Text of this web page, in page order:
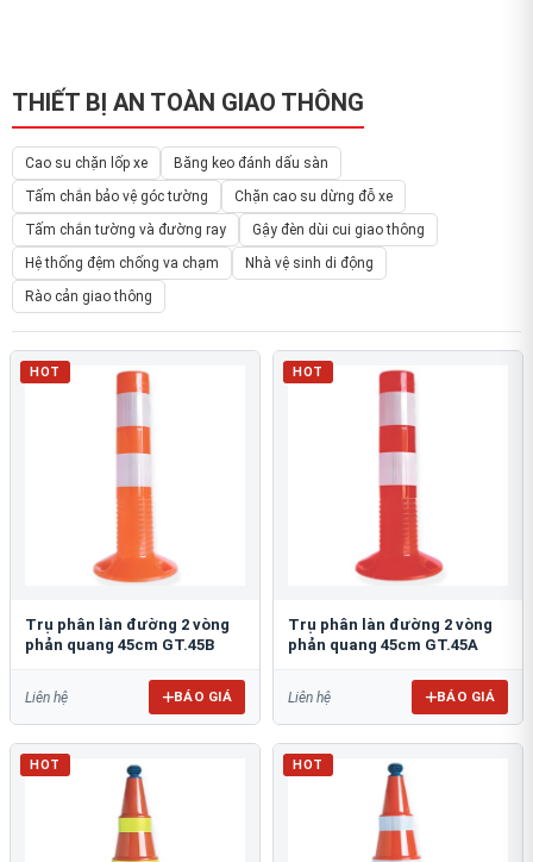
THIẾT BỊ AN TOÀN GIAO THÔNG
Cao su chặn lốp xe
Băng keo đánh dấu sàn
Tấm chắn bảo vệ góc tường
Chặn cao su dừng đỗ xe
Tấm chắn tường và đường ray
Gậy đèn dùi cui giao thông
Hệ thống đệm chống va chạm
Nhà vệ sinh di động
Rào cản giao thông
HOT
Trụ phân làn đường 2 vòng
phản quang 45cm GT.45B
Liên hệ BÁO GIÁ
HOT
Trụ phân làn đường 2 vòng
phản quang 45cm GT.45A
Liên hệ BÁO GIÁ
HOT HOT